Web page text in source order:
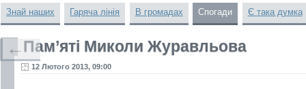
Знай наших Гаряча лінія В громадах Спогади Є така думка
Пам’яті Миколи Журавльова
12 Лютого 2013, 09:00
←